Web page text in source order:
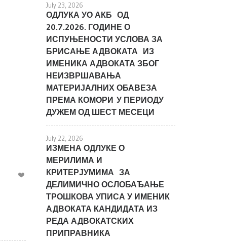
July 23, 2026
ОДЛУКА УО АКБ ОД
20.7.2026. ГОДИНЕ О
ИСПУЊЕНОСТИ УСЛОВА ЗА
БРИСАЊЕ АДВОКАТА ИЗ
ИМЕНИКА АДВОКАТА ЗБОГ
НЕИЗВРШАВАЊА
МАТЕРИЈАЛНИХ ОБАВЕЗА
ПРЕМА КОМОРИ У ПЕРИОДУ
ДУЖЕМ ОД ШЕСТ МЕСЕЦИ
July 22, 2026
ИЗМЕНА ОДЛУКЕ О
МЕРИЛИМА И
КРИТЕРЈУМИМА ЗА
ДЕЛИМИЧНО ОСЛОБАЂАЊЕ
ТРОШКОВА УПИСА У ИМЕНИК
АДВОКАТА КАНДИДАТА ИЗ
РЕДА АДВОКАТСКИХ
ПРИПРАВНИКА